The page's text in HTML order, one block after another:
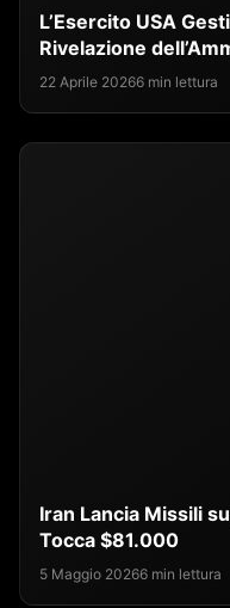
L’Esercito USA
Rivelazione
22 Aprile 20266 min lettura
Iran Lancia Missili
Tocca $81.000
5 Maggio 20266 min lettura